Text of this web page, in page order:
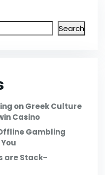
Search
on Greek Culture
Casino
Gambling
are Stack-